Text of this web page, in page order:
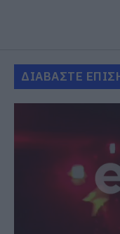
ΔΙΑΒΑΣΤΕ